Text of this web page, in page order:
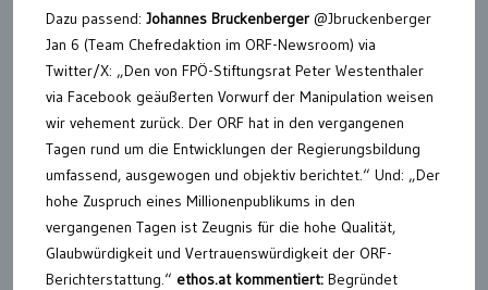
Dazu passend: Johannes Bruckenberger @Jbruckenberger
Jan 6 (Team Chefredaktion im ORF-Newsroom) via
Twitter/X: „Den von FPÖ-Stiftungsrat Peter Westenthaler
via Facebook geäußerten Vorwurf der Manipulation weisen
wir vehement zurück. Der ORF hat in den vergangenen
Tagen rund um die Entwicklungen der Regierungsbildung
umfassend, ausgewogen und objektiv berichtet.“ Und: „Der
hohe Zuspruch eines Millionenpublikums in den
vergangenen Tagen ist Zeugnis für die hohe Qualität,
Glaubwürdigkeit und Vertrauenswürdigkeit der ORF-
Berichterstattung.“ ethos.at kommentiert: Begründet